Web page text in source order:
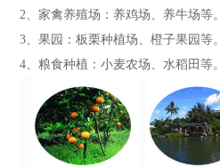
2、家禽养殖场：养鸡场、养牛场等。
3、果园：板栗种植场、橙子果园等。
4、粮食种植：小麦农场、水稻田等。